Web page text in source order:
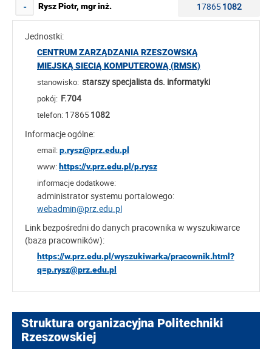
- Rysz Piotr, mgr inż. 178651082
Jednostki:
CENTRUM ZARZĄDZANIA RZESZOWSKĄ
MIEJSKĄ SIECIĄ KOMPUTEROWĄ (RMSK)
stanowisko: starszy specjalista ds. informatyki
pokój: F.704
telefon: 178651082
Informacje ogólne:
email:p.rysz@prz.edu.pl
www: https://v.prz.edu.pl/p.rysz
informacje dodatkowe:
administrator systemu portalowego:
webadmin@prz.edu.pl
Link bezpośredni do danych pracownika w wyszukiwarce
(baza pracowników):
https://w.prz.edu.pl/wyszukiwarka/pracownik.html?
q=p.rysz@prz.edu.pl
Struktura organizacyjna Politechniki
Rzeszowskiej